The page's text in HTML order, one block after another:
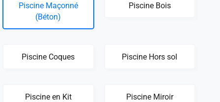
Piscine Maçonné
(Béton)
Piscine Bois
Piscine Coques Piscine Hors sol
Piscine en Kit Piscine Miroir